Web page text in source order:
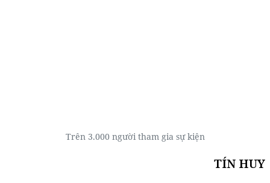
Trên 3.000 người tham gia sự kiện
TÍN HUY